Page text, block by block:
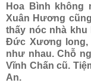
Hoa Bình không
Xuân Hương
thấy nóc nhà khu
Đức Xương long,
như nhau. Chỗ
Vĩnh Chấn cũ.
An.